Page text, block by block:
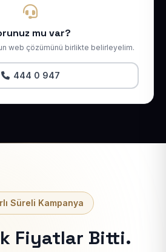
mu var?
web çözümünü birlikte belirleyelim.
444 0 947
Süreli Kampanya
Fiyatlar Bitti.